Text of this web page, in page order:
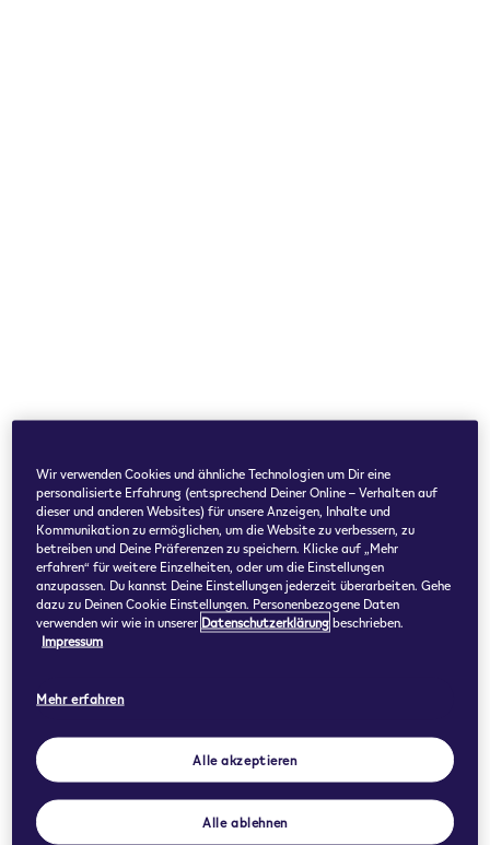
Wir verwenden Cookies und ähnliche Technologien um Dir eine
personalisierte Erfahrung (entsprechend Deiner Online – Verhalten auf
dieser und anderen Websites) für unsere Anzeigen, Inhalte und
Kommunikation zu ermöglichen, um die Website zu verbessern, zu
betreiben und Deine Präferenzen zu speichern. Klicke auf „Mehr
erfahren“ für weitere Einzelheiten, oder um die Einstellungen
anzupassen. Du kannst Deine Einstellungen jederzeit überarbeiten. Gehe
dazu zu Deinen Cookie Einstellungen. Personenbezogene Daten
verwenden wir wie in unserer Datenschutzerklärungbeschrieben.
Impressum
Mehr erfahren
Alle akzeptieren
Alle ablehnen